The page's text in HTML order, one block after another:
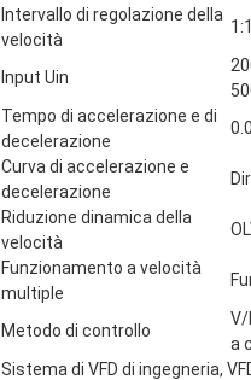
Intervallo di regolazione della
velocità
Input Uin
Tempo di accelerazione e di
decelerazione
Curva di accelerazione e
decelerazione
Riduzione dinamica della
velocità
Funzionamento a velocità
multiple
Metodo di controllo
V/
a
Sistema di VFD di ingegneria,